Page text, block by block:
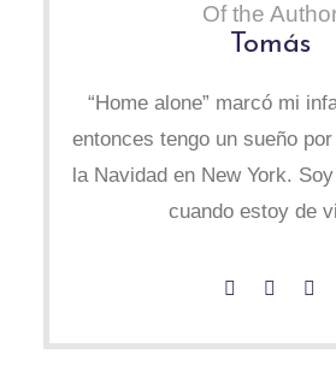
Of the
Tomás
“Home alone” marcó mi
entonces tengo un sueño
la Navidad en New York.
cuando estoy de